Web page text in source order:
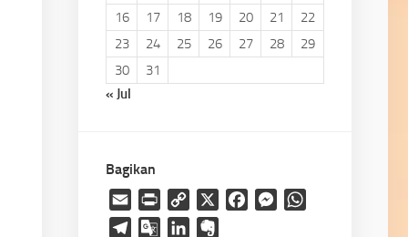
16
17 18 19 20 21
22
23
24 25 26 27 28
29
30
31
« Jul
Bagikan
Email
Print
Copy
Link
FacebookMessenger
TelegramGoogleLinkedIn